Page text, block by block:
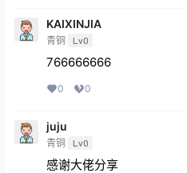
KAIXINJIA
青铜 Lv0
766666666
0 0
juju
青铜 Lv0
感谢大佬分享